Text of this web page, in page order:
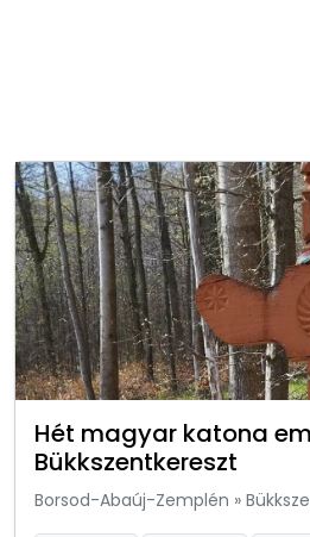
Hét magyar katona
Bükkszentkereszt
Borsod-Abaúj-Zemplén »